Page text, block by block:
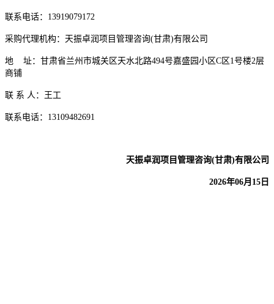
联系电话： 13919079172
采购代理机构：天振卓润项目管理咨询(甘肃)有限公司
地 址：甘肃省兰州市城关区天水北路494号嘉盛园小区C区1号楼2层
商铺
联 系 人： 王工
联系电话： 13109482691
天振卓润项目管理咨询(甘肃)有限公司
2026年06月 15 日